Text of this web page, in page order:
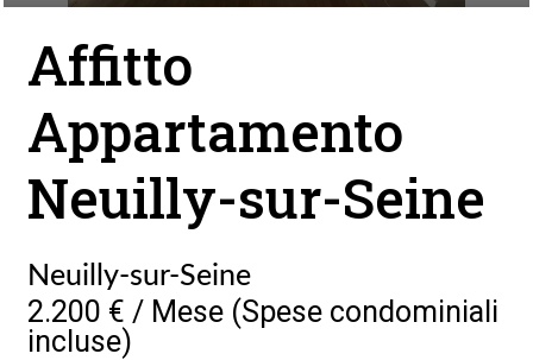
Affitto
Appartamento
Neuilly-sur-Seine
Neuilly-sur-Seine
2.200 € / Mese (Spese condominiali
incluse)